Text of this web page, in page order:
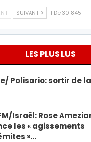
SUIVANT 1 De 30 845
LES PLUS LUS
Polisario: sortir de
Israël: Rose
les « agissements
»…